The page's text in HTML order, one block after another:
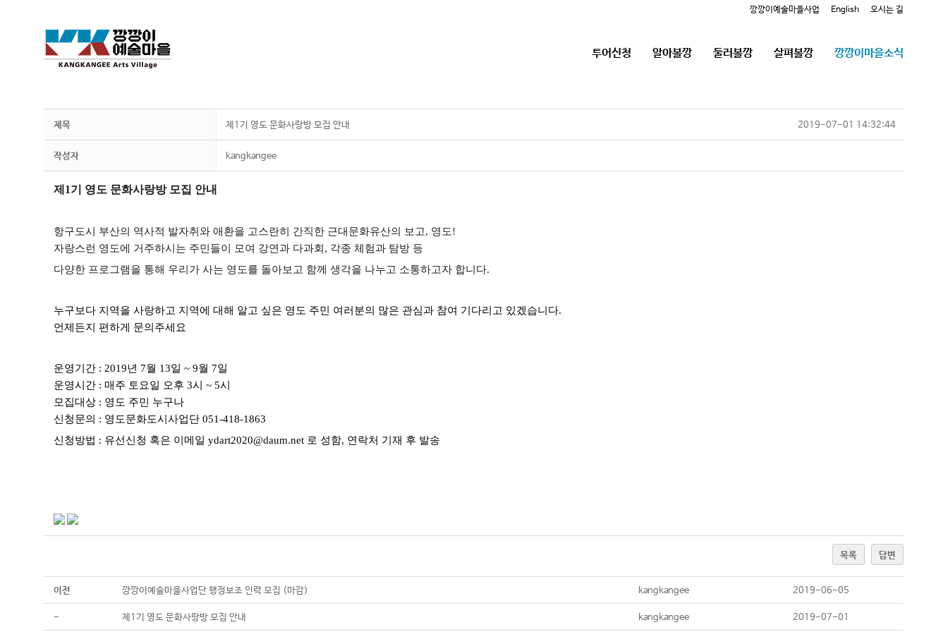
깡깡이예술마을사업 English 오시는 길
투어신청 알아볼깡 둘러볼깡 살펴볼깡 깡깡이마을소식
제목 제1기 영도 문화사랑방 모집 안내 2019-07-01 14:32:44
작성자 kangkangee
제1기 영도 문화사랑방 모집 안내
항구도시 부산의 역사적 발자취와 애환을 고스란히 간직한 근대문화유산의 보고, 영도!
자랑스런 영도에 거주하시는 주민들이 모여 강연과 다과회, 각종 체험과 탐방 등
다양한 프로그램을 통해 우리가 사는 영도를 돌아보고 함께 생각을 나누고 소통하고자 합니다.
누구보다 지역을 사랑하고 지역에 대해 알고 싶은 영도 주민 여러분의 많은 관심과 참여 기다리고 있겠습니다.
언제든지 편하게 문의주세요
운영기간 : 2019년 7월 13일 ~ 9월 7일
운영시간 : 매주 토요일 오후 3시 ~ 5시
모집대상 : 영도 주민 누구나
신청문의 : 영도문화도시사업단 051-418-1863
신청방법 : 유선신청 혹은 이메일 ydart2020@daum.net 로 성함, 연락처 기재 후 발송
목록 답변
이전 깡깡이예술마을사업단 행정보조 인력 모집 (마감) kangkangee 2019-06-05
- 제1기 영도 문화사랑방 모집 안내 kangkangee 2019-07-01